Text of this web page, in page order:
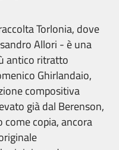
Torlonia, dove
Allori - è una
antico ritratto
Ghirlandaio,
compositiva
già dal Berenson,
come copia, ancora